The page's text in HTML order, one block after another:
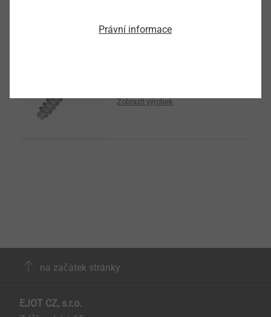
Zobrazit výrobek
na začátek stránky
EJOT CZ, s.r.o.
Právní informace